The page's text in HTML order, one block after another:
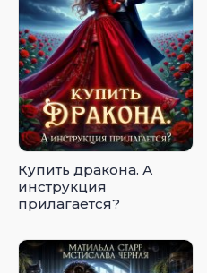
Купить дракона. А
инструкция
прилагается?